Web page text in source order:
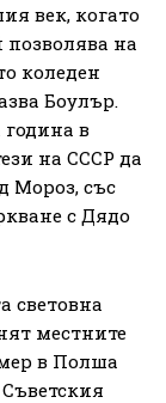
век, когато
на
коледен
Боулър.
в
на СССР да
Мороз, със
с Дядо
световна
местните
в Полша